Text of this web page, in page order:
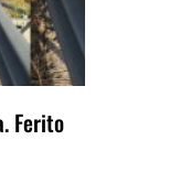
Ferito